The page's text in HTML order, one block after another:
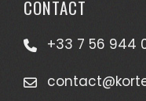
CONTACT
+33 7 56 944